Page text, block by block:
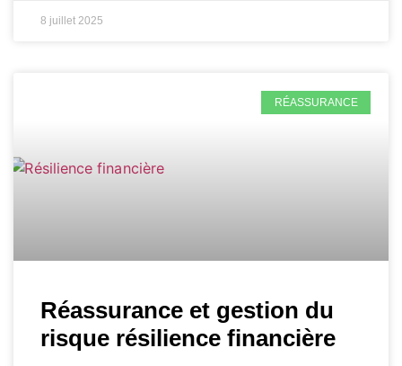
8 juillet 2025
RÉASSURANCE
Réassurance et gestion du
risque résilience financière